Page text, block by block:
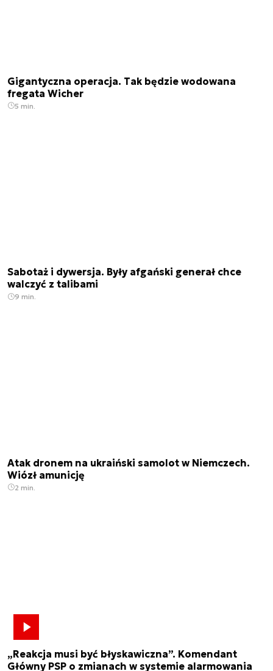
Gigantyczna operacja. Tak będzie wodowana
fregata Wicher
5 min.
Sabotaż i dywersja. Były afgański generał chce
walczyć z talibami
9 min.
Atak dronem na ukraiński samolot w Niemczech.
Wiózł amunicję
2 min.
„Reakcja musi być błyskawiczna”. Komendant
Główny PSP o zmianach w systemie alarmowania